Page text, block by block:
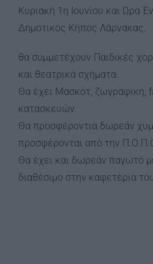
Κυριακή 1η Ιουνίου και Ώρα
Δημοτικός Κήπος Λάρνακας.
θα συμμετέχουν Παιδικές
και θεατρικά σχήματα.
Θα έχει Μασκότ, ζωγραφική,
κατασκευών.
Θα προσφέροντια δωρεάν
προσφέρονται από την
Θα έχει και δωρεάν παγωτό
διαθέσιμο στην καφετέρια